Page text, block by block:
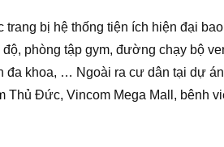
bị hệ thống tiện ích hiện đại
phòng tập gym, đường chạy bộ
đa khoa, … Ngoài ra cư dân tại dự
Đức, Vincom Mega Mall, bênh